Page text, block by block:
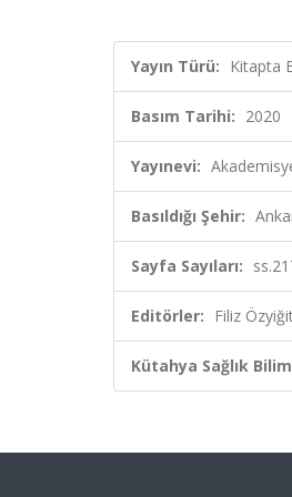
Yayın Türü: Kitapta
Basım Tarihi: 2020
Yayınevi:
Basıldığı Şehir:
Sayfa Sayıları:
Editörler: Filiz
Kütahya Sağlık